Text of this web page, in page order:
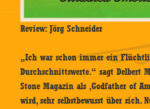
Review: Jörg Schneider
„Ich war schon immer ein
Durchschnittswerte.“ sagt Delbert
Stone Magazin als ‚Godfather of
wird, sehr selbstbewusst über sich.